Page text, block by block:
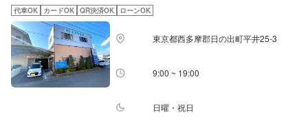
たします。【定休日・営業時間】定休日：日曜日、祝日営業時間：8:30~1
７:00
代車OK カードOK QR決済OK ローンOK
東京都西多摩郡日の出町平井25-3
9:00 ~ 19:00
日曜・祝日